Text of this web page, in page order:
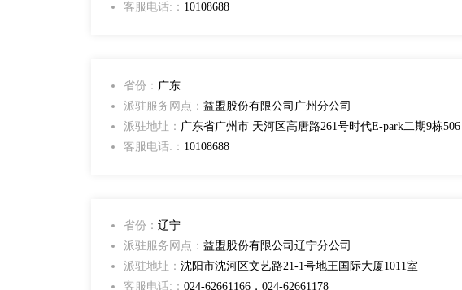
客服电话:： 10108688
省份： 广东
派驻服务网点： 益盟股份有限公司广州分公司
派驻地址： 广东省广州市 天河区高唐路261号时代E-park二期9栋506
客服电话:： 10108688
省份： 辽宁
派驻服务网点： 益盟股份有限公司辽宁分公司
派驻地址： 沈阳市沈河区文艺路21-1号地王国际大厦1011室
客服电话:： 024-62661166，024-62661178